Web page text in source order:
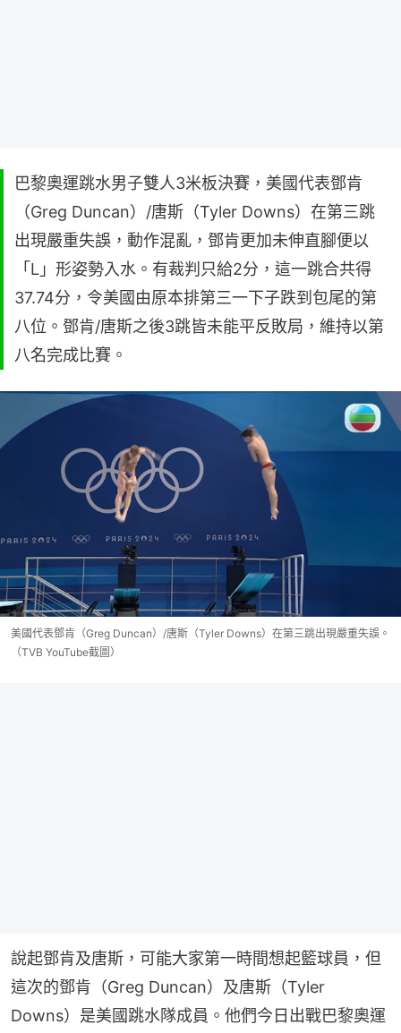
巴黎奧運跳水男子雙人3米板決賽，美國代表鄧肯
（Greg Duncan）/唐斯（Tyler Downs）在第三跳
出現嚴重失誤，動作混亂，鄧肯更加未伸直腳便以
「L」形姿勢入水。有裁判只給2分，這一跳合共得
37.74分，令美國由原本排第三一下子跌到包尾的第
八位。鄧肯/唐斯之後3跳皆未能平反敗局，維持以第
八名完成比賽。
美國代表鄧肯（Greg Duncan）/唐斯（Tyler Downs）在第三跳出現嚴重失誤。
（TVB YouTube截圖）
說起鄧肯及唐斯，可能大家第一時間想起籃球員，但
這次的鄧肯（Greg Duncan）及唐斯（Tyler
Downs）是美國跳水隊成員。他們今日出戰巴黎奧運